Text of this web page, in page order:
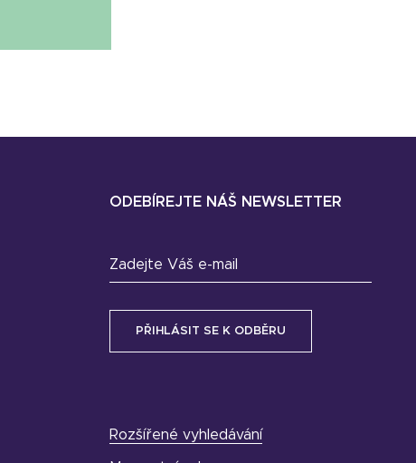
ODEBÍREJTE NÁŠ NEWSLETTER
Zadejte Váš e-mail
Rozšířené vyhledávání